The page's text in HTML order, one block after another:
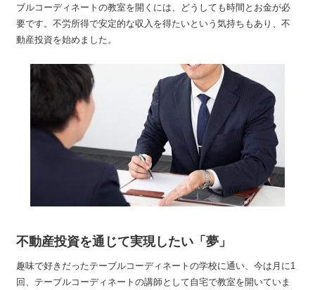
ブルコーディネートの教室を開くには、どうしても時間とお金が必
要です。不労所得で安定的な収入を得たいという気持ちもあり、不
動産投資を始めました。
不動産投資を通じて実現したい「夢」
趣味で好きだったテーブルコーディネートの学校に通い、今は月に1
回、テーブルコーディネートの講師として自宅で教室を開いていま